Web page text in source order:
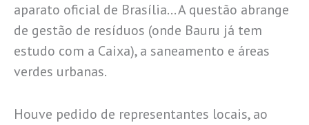
aparato oficial de Brasília… A questão abrange
de gestão de resíduos (onde Bauru já tem
estudo com a Caixa), a saneamento e áreas
verdes urbanas.
Houve pedido de representantes locais, ao